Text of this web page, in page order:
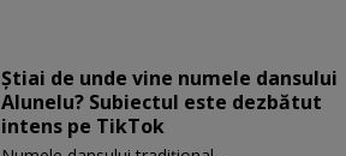
Știai de unde vine numele dansului
Alunelu? Subiectul este dezbătut
intens pe TikTok